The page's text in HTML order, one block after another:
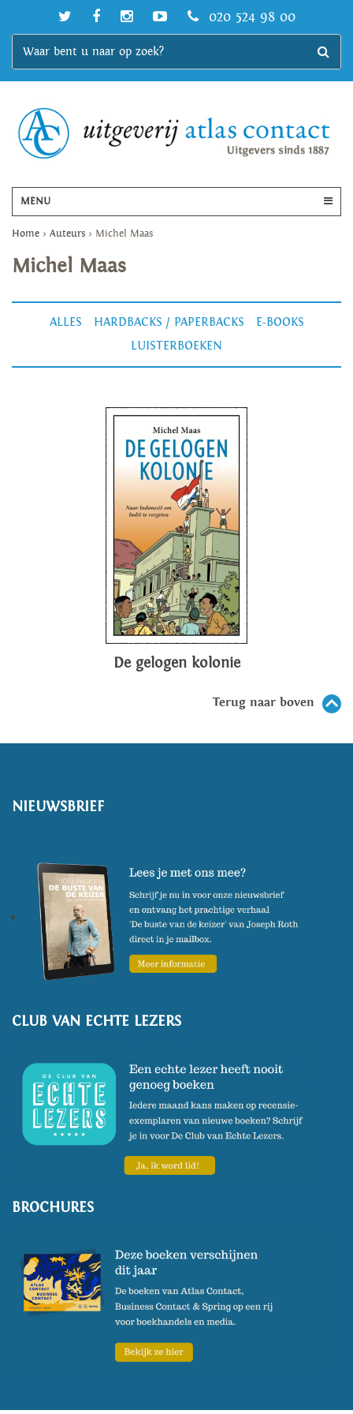
020 524 98 00
MENU
Home > Auteurs > Michel Maas
Michel Maas
ALLES HARDBACKS / PAPERBACKS
E-BOOKS
LUISTERBOEKEN
De gelogen kolonie
Terug naar boven
NIEUWSBRIEF
CLUB VAN ECHTE LEZERS
BROCHURES